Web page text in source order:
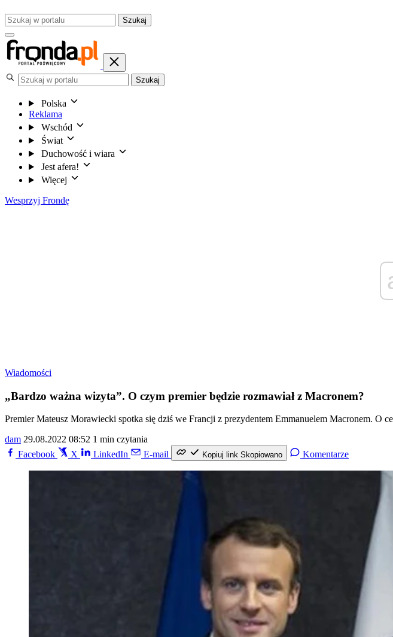
Szukaj
Szukaj
Polska
Reklama
Wschód
Świat
Duchowość i wiara
Jest afera!
Więcej
Wesprzyj Frondę
Wiadomości
„Bardzo ważna wizyta”. O czym premier będzie rozmawiał z Macronem?
Premier Mateusz Morawiecki spotka się dziś we Francji z prezydentem Emmanuelem Macronem. O
dam 29.08.2022 08:52 1 min czytania
Facebook
X LinkedIn E-mail Kopiuj link Skopiowano Komentarze